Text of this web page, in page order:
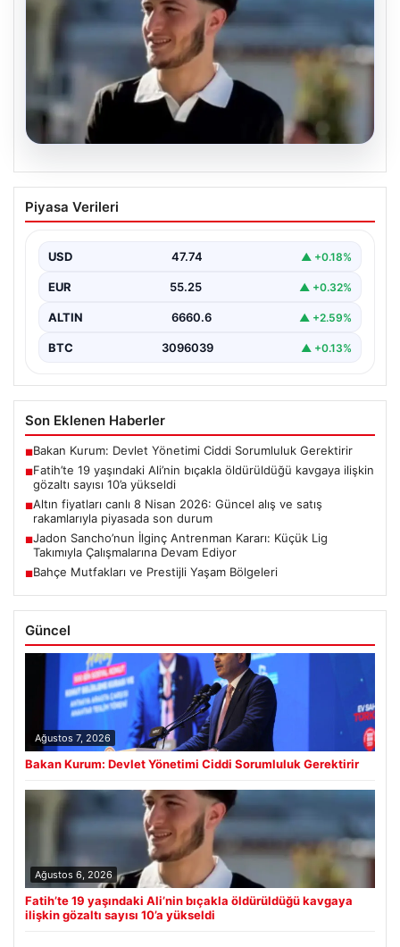
06.08.2026
Fatih’te 19 yaşındaki Ali’nin bıçakla
öldürüldüğü kavgaya ilişkin gözaltı
Piyasa Verileri
USD 47.74 ▲ +0.18%
EUR 55.25 ▲ +0.32%
ALTIN 6660.6 ▲ +2.59%
BTC 3096039 ▲ +0.13%
Son Eklenen Haberler
■Bakan Kurum: Devlet Yönetimi Ciddi Sorumluluk Gerektirir
■Fatih’te 19 yaşındaki Ali’nin bıçakla öldürüldüğü kavgaya ilişkin
gözaltı sayısı 10’a yükseldi
■Altın fiyatları canlı 8 Nisan 2026: Güncel alış ve satış
rakamlarıyla piyasada son durum
■Jadon Sancho’nun İlginç Antrenman Kararı: Küçük Lig
Takımıyla Çalışmalarına Devam Ediyor
■Bahçe Mutfakları ve Prestijli Yaşam Bölgeleri
Güncel
Ağustos 7, 2026
Bakan Kurum: Devlet Yönetimi Ciddi Sorumluluk Gerektirir
Ağustos 6, 2026
Fatih’te 19 yaşındaki Ali’nin bıçakla öldürüldüğü kavgaya
ilişkin gözaltı sayısı 10’a yükseldi